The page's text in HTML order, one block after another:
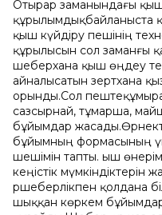
Отырар заманындағы
құрылымдықбайланыста
қыш күйдіру пешінің
құрылысын сол заманғы
шеберхана қыш өңдеу
айналысатын зертхана
орынды.Сол
сазсырнай, тұмарша,
бұйымдар
бұйымның формасының
шешімін тапты. Қыш
кеңістік
ршеберлікпен қолдана
шыққан көркем бұйымдар